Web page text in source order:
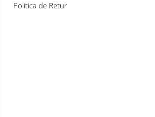
Politica de Retur